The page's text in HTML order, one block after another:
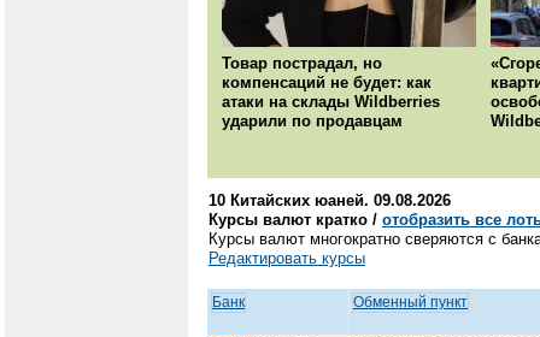
Товар пострадал, но
компенсаций не будет: как
атаки на склады Wildberries
ударили по продавцам
10 Китайских юаней. 09.08.2026
Курсы валют кратко / отобразить все
Курсы валют многократно сверяются с
Редактировать курсы
Банк Обменный пункт